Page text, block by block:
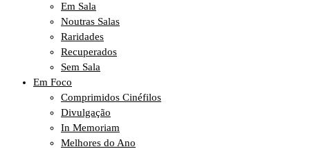
Em Sala
Noutras Salas
Raridades
Recuperados
Sem Sala
Em Foco
Comprimidos Cinéfilos
Divulgação
In Memoriam
Melhores do Ano